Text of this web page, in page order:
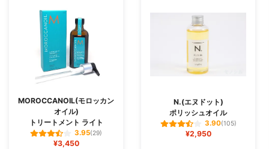
MOROCCANOIL(モロッカン
オイル)
トリートメント ライト
3.95(29)
¥3,450
N.(エヌドット)
ポリッシュオイル
3.90(105)
¥2,950